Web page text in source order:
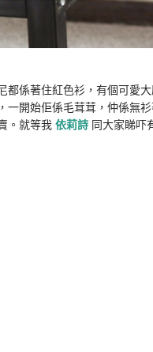
都係著住紅色衫，有個可愛
一開始佢係毛茸茸，仲係無
。就等我 依莉詩 同大家睇吓